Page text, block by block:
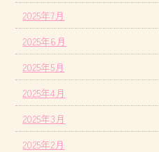
2025年7月
2025年6月
2025年5月
2025年4月
2025年3月
2025年2月